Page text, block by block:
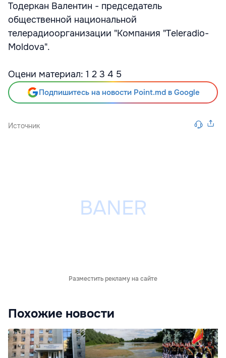
Тодеркан Валентин - председатель
общественной национальной
телерадиоорганизации "Компания "Teleradio-
Moldova".
Оцени материал: 1 2 3 4 5
Подпишитесь на новости Point.md в Google
Источник
Разместить рекламу на сайте
Похожие новости